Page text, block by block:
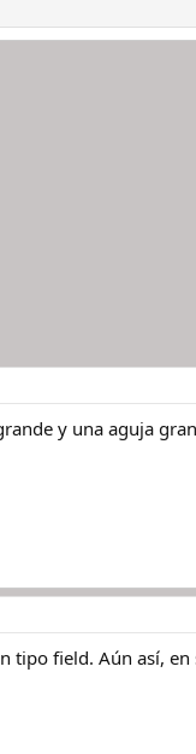
y una aguja
field. Aún así,